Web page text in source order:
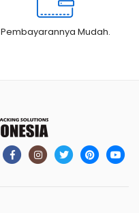
Pembayarannya Mudah.